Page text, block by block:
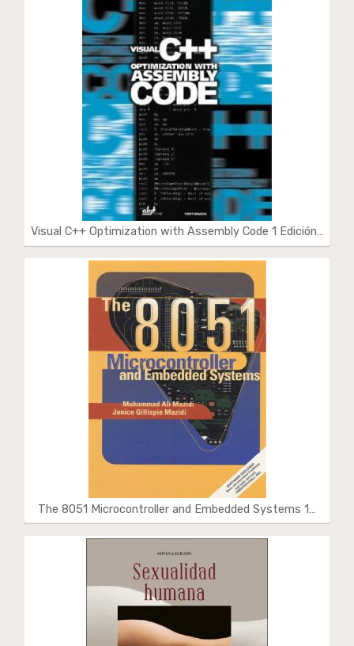
Visual C++ Optimization with Assembly Code 1 Edición…
The 8051 Microcontroller and Embedded Systems 1…